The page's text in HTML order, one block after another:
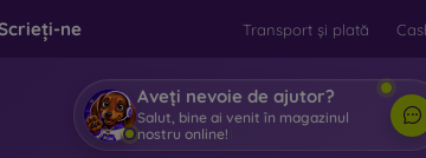
ne Transport și plată
Aveți nevoie de ajutor?
Salut, bine ai venit în magazinul
nostru online!